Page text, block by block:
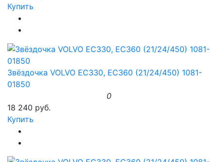
Купить
Звёздочка VOLVO EC330, EC360 (21/24/450) 1081-
01850
0
18 240 руб.
Купить